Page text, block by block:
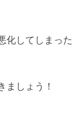
化してしまった
ましょう！